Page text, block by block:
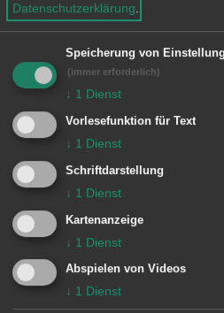
Besondere
Einheiten Feuerwehr Aalen:
Kommando
1 Aalen
4 Unterkochen
Datenschutzerklärung.
Speicherung von
(immer erforderlich)
↓ 1 Dienst
Vorlesefunktion für Text
↓ 1 Dienst
Schriftdarstellung
↓ 1 Dienst
Kartenanzeige
↓ 1 Dienst
Abspielen von Videos
↓ 1 Dienst